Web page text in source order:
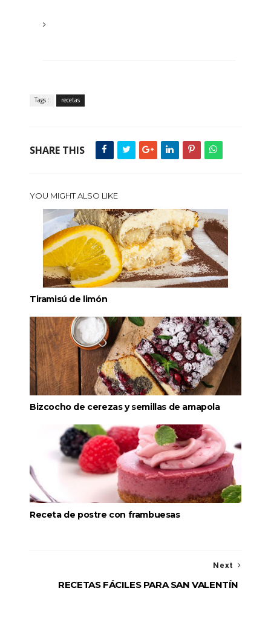
Tags : recetas
SHARE THIS
YOU MIGHT ALSO LIKE
Tiramisú de limón
Bizcocho de cerezas y semillas de amapola
Receta de postre con frambuesas
Next
RECETAS FÁCILES PARA SAN VALENTÍN